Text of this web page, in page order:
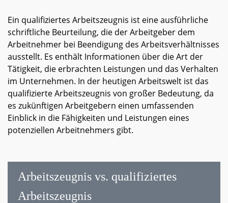
Ein qualifiziertes Arbeitszeugnis ist eine ausführliche
schriftliche Beurteilung, die der Arbeitgeber dem
Arbeitnehmer bei Beendigung des Arbeitsverhältnisses
ausstellt. Es enthält Informationen über die Art der
Tätigkeit, die erbrachten Leistungen und das Verhalten
im Unternehmen. In der heutigen Arbeitswelt ist das
qualifizierte Arbeitszeugnis von großer Bedeutung, da
es zukünftigen Arbeitgebern einen umfassenden
Einblick in die Fähigkeiten und Leistungen eines
potenziellen Arbeitnehmers gibt.
Arbeitszeugnis vs. qualifiziertes
Arbeitszeugnis